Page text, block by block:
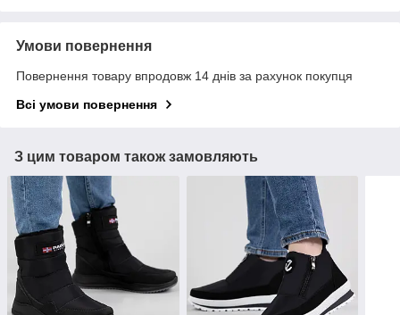
Умови повернення
Повернення товару впродовж 14 днів за рахунок покупця
Всі умови повернення
З цим товаром також замовляють